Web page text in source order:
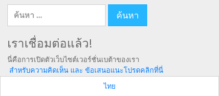
เราเชื่อมต่อแล้ว!
นี่คือการเปิดตัวเว็บไซต์เวอร์ชั่นเบต้าของเรา
สำหรับความคิดเห็น และ ข้อเสนอแนะโปรดคลิกที่นี่
ไทย